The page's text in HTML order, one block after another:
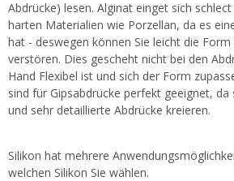
Abdrücke) lesen. Alginat einget sich
harten Materialien wie Porzellan, da es
hat - deswegen können Sie leicht die
verstören. Dies gescheht nicht bei den
Hand Flexibel ist und sich der Form
sind für Gipsabdrücke perfekt geeignet, da
und sehr detaillierte Abdrücke kreieren.
Silikon hat mehrere
welchen Silikon Sie wählen.